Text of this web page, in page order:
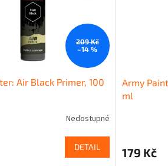
209 Kč
–14 %
Air Black Primer, 100
Nedostupné
DETAIL
Army
ml
179 Kč